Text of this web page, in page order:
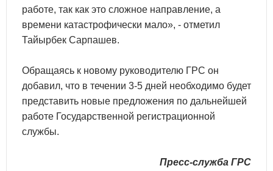
работе, так как это сложное направление, а
времени катастрофически мало», - отметил
Тайырбек Сарпашев.
Обращаясь к новому руководителю ГРС он
добавил, что в течении 3-5 дней необходимо будет
представить новые предложения по дальнейшей
работе Государственной регистрационной
службы.
Пресс-служба ГРС